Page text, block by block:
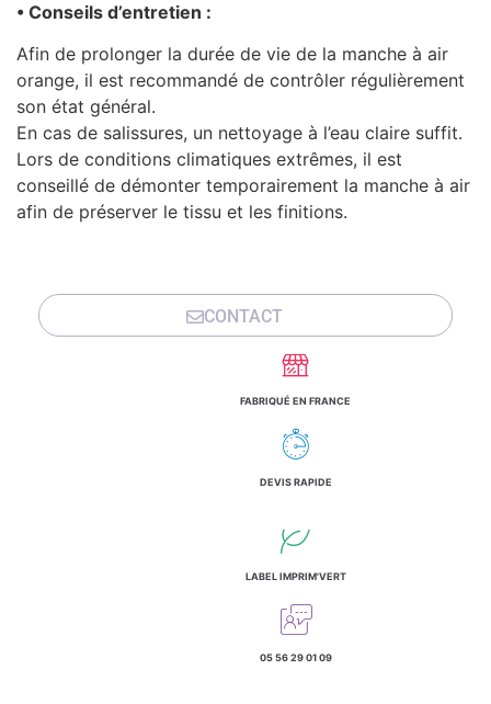
• Conseils d’entretien :
Afin de prolonger la durée de vie de la manche à air
orange, il est recommandé de contrôler régulièrement
son état général.
En cas de salissures, un nettoyage à l’eau claire suffit.
Lors de conditions climatiques extrêmes, il est
conseillé de démonter temporairement la manche à air
afin de préserver le tissu et les finitions.
CONTACT
FABRIQUÉ EN FRANCE
DEVIS RAPIDE
LABEL IMPRIM'VERT
05 56 29 01 09